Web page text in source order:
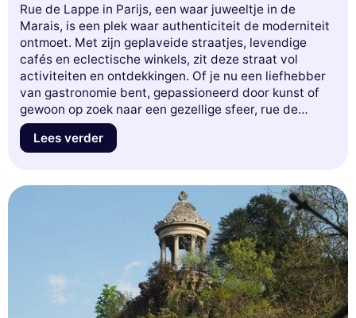
Rue de Lappe in Parijs, een waar juweeltje in de
Marais, is een plek waar authenticiteit de moderniteit
ontmoet. Met zijn geplaveide straatjes, levendige
cafés en eclectische winkels, zit deze straat vol
activiteiten en ontdekkingen. Of je nu een liefhebber
van gastronomie bent, gepassioneerd door kunst of
gewoon op zoek naar een gezellige sfeer, rue de
Lappe heeft voor ieder wat wils. In dit artikel nemen
we je mee op ontdekkingstocht naar de beste
tijdens je bezoek aan Parijs. Maak je klaar om dit
bruisende hoekje van de hoofdstad te verkennen en
een onvergetelijke ervaring te beleven!
Lees verder